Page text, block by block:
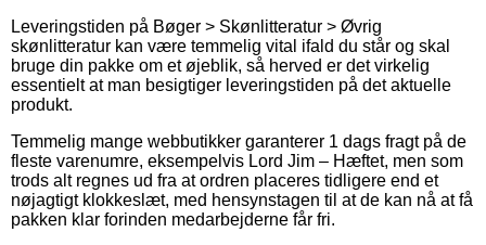
Leveringstiden på Bøger > Skønlitteratur > Øvrig
skønlitteratur kan være temmelig vital ifald du står og skal
bruge din pakke om et øjeblik, så herved er det virkelig
essentielt at man besigtiger leveringstiden på det aktuelle
produkt.
Temmelig mange webbutikker garanterer 1 dags fragt på de
fleste varenumre, eksempelvis Lord Jim – Hæftet, men som
trods alt regnes ud fra at ordren placeres tidligere end et
nøjagtigt klokkeslæt, med hensynstagen til at de kan nå at få
pakken klar forinden medarbejderne får fri.